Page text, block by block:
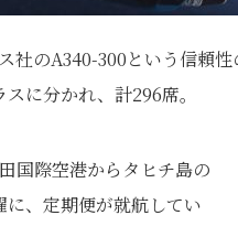
社のA340-300という信頼
に分かれ、計296席。
国際空港からタヒチ島の
、定期便が就航してい